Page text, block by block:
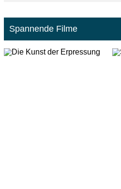
Spannende Filme